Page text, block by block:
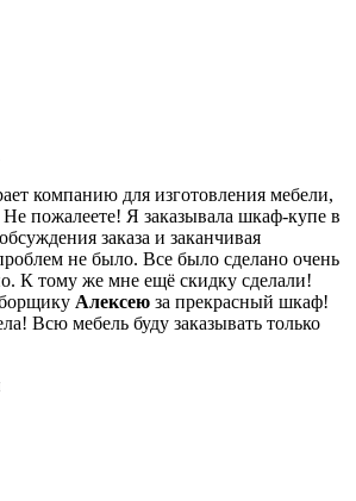
компанию для изготовления мебели,
пожалеете! Я заказывала шкаф-купе в
заказа и заканчивая
не было. Все было сделано очень
К тому же мне ещё скидку сделали!
Алексею за прекрасный шкаф!
Всю мебель буду заказывать только